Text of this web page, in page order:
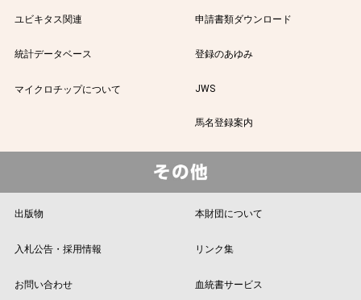
ユビキタス関連 申請書類ダウンロード
統計データベース 登録のあゆみ
マイクロチップについて JWS
馬名登録案内
出版物 本財団について
入札公告・採用情報 リンク集
お問い合わせ 血統書サービス